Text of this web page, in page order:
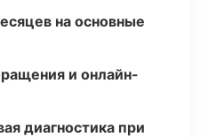
на основные
и онлайн-
диагностика при